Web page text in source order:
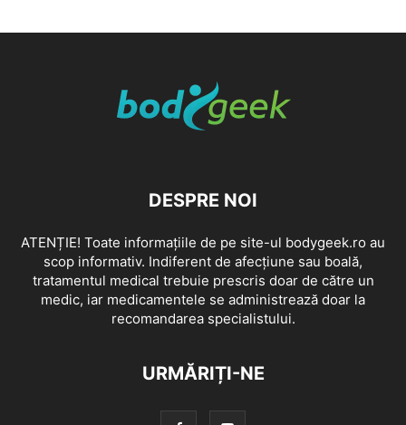
DESPRE NOI
ATENȚIE! Toate informațiile de pe site-ul bodygeek.ro au
scop informativ. Indiferent de afecțiune sau boală,
tratamentul medical trebuie prescris doar de către un
medic, iar medicamentele se administrează doar la
recomandarea specialistului.
URMĂRIȚI-NE